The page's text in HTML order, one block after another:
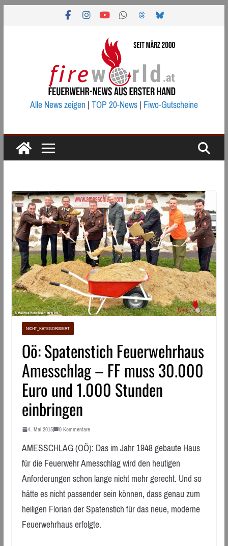
Alle News zeigen|TOP 20-News|Fiwo-Gutscheine
NICHT_KATEGORISIERT
Oö: Spatenstich Feuerwehrhaus
Amesschlag – FF muss 30.000
Euro und 1.000 Stunden
einbringen
4. Mai 2015 0 Kommentare
AMESSCHLAG (OÖ): Das im Jahr 1948 gebaute Haus
für die Feuerwehr Amesschlag wird den heutigen
Anforderungen schon lange nicht mehr gerecht. Und so
hätte es nicht passender sein können, dass genau zum
heiligen Florian der Spatenstich für das neue, moderne
Feuerwehrhaus erfolgte.